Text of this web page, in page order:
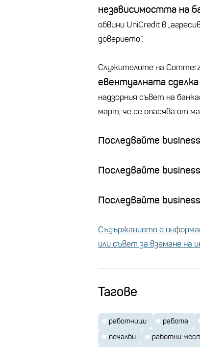
независимостта на
обвини UniCredit в
доверието“.
Служителите на
евентуалната сделка
надзорния съвет на
март, че се опасява от
Последвайте
Последвайте
Последвайте
Съдържанието е
или съвет за вземане на
Тагове
работници работа
печалби
работни